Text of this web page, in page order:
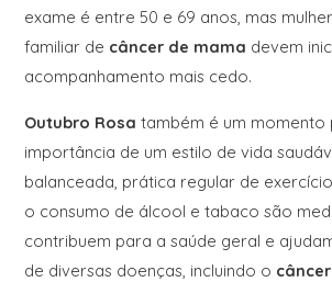
exame é entre 50 e 69 anos, mas
familiar de câncer de mama devem
acompanhamento mais cedo.
Outubro Rosa também é um
importância de um estilo de vida
balanceada, prática regular de
o consumo de álcool e tabaco são
contribuem para a saúde geral e
de diversas doenças, incluindo o